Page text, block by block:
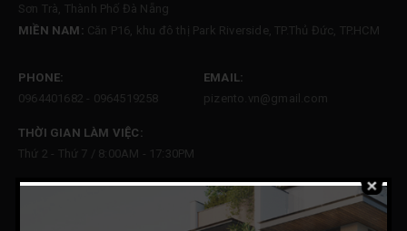
Sơn Trà, Thành Phố Đà Nẵng
MIỀN NAM: Căn P16, khu đô thị Park Riverside, TP.Thủ Đức, TP.HCM
PHONE:
0964401682 - 0964519258
EMAIL:
pizento.vn@gmail.com
THỜI GIAN LÀM VIỆC:
Thứ 2 - Thứ 7 / 8:00AM - 17:30PM